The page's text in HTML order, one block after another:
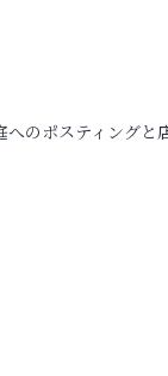
へのポスティングと